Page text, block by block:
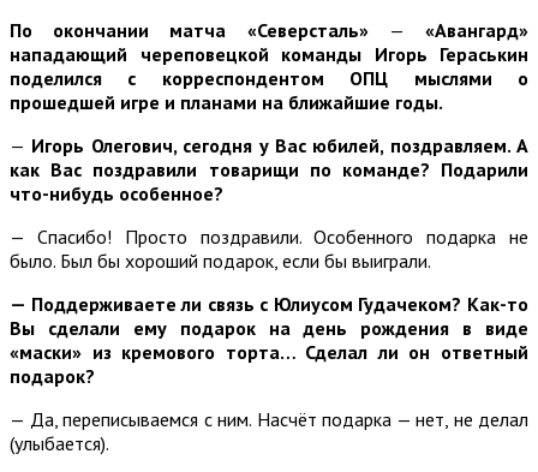
По окончании матча «Северсталь»
— «Авангард»
нападающий череповецкой команды Игорь Гераськин
поделился с корреспондентом ОПЦ мыслями о
прошедшей игре и планами на ближайшие годы.
— Игорь Олегович, сегодня у Вас юбилей, поздравляем. А
как Вас поздравили товарищи по команде? Подарили
что-нибудь особенное?
— Спасибо! Просто поздравили. Особенного подарка не
было. Был бы хороший подарок, если бы выиграли.
— Поддерживаете ли связь с Юлиусом Гудачеком? Как-то
Вы сделали ему подарок на день рождения в виде
«маски» из кремового торта… Сделал ли он ответный
подарок?
— Да, переписываемся с ним. Насчёт подарка — нет, не делал
(улыбается).